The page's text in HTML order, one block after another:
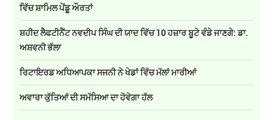
ਵਿੱਚ ਸ਼ਾਮਿਲ ਪੇਂਡੂ ਔਰਤਾਂ
ਸ਼ਹੀਦ ਲੈਫਟੀਨੈਂਟ ਨਵਦੀਪ ਸਿੰਘ ਦੀ ਯਾਦ ਵਿੱਚ 10 ਹਜ਼ਾਰ ਬੂਟੇ ਵੰਡੇ ਜਾਣਗੇ: ਡਾ.
ਅਸ਼ਵਨੀ ਭੱਲਾ
ਰਿਟਾਇਰਡ ਅਧਿਆਪਕਾ ਸਜਨੀ ਨੇ ਖੇਡਾਂ ਵਿੱਚ ਮੱਲਾਂ ਮਾਰੀਆਂ
ਅਵਾਰਾ ਕੁੱਤਿਆਂ ਦੀ ਸਮੱਸਿਆ ਦਾ ਹੋਵੇਗਾ ਹੱਲ